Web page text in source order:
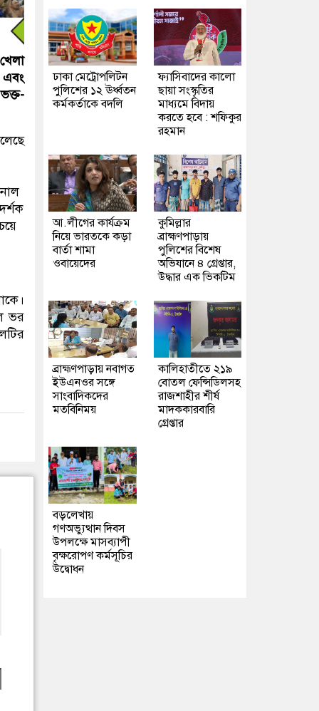
এবং
ভর
ঢাকা মেট্রোপলিটন
পুলিশের ১২ ঊর্ধ্বতন
কর্মকর্তাকে বদলি
ফ্যাসিবাদের কালো
ছায়া সংস্কৃতির
মাধ্যমে বিদায়
করতে হবে : শফিকুর
রহমান
আ.লীগের কার্যক্রম
নিয়ে ভারতকে কড়া
বার্তা শামা
ওবায়েদের
কুমিল্লার
ব্রাহ্মণপাড়ায়
পুলিশের বিশেষ
অভিযানে ৪ গ্রেপ্তার,
উদ্ধার এক ভিকটিম
ব্রাহ্মণপাড়ায় নবাগত
ইউএনওর সঙ্গে
সাংবাদিকদের
মতবিনিময়
কালিহাতীতে ২১৯
বোতল ফেন্সিডিলসহ
রাজশাহীর শীর্ষ
মাদককারবারি
গ্রেপ্তার
বড়লেখায়
গণঅভ্যুত্থান দিবস
উপলক্ষে মাসব্যাপী
বৃক্ষরোপণ কর্মসূচির
উদ্বোধন